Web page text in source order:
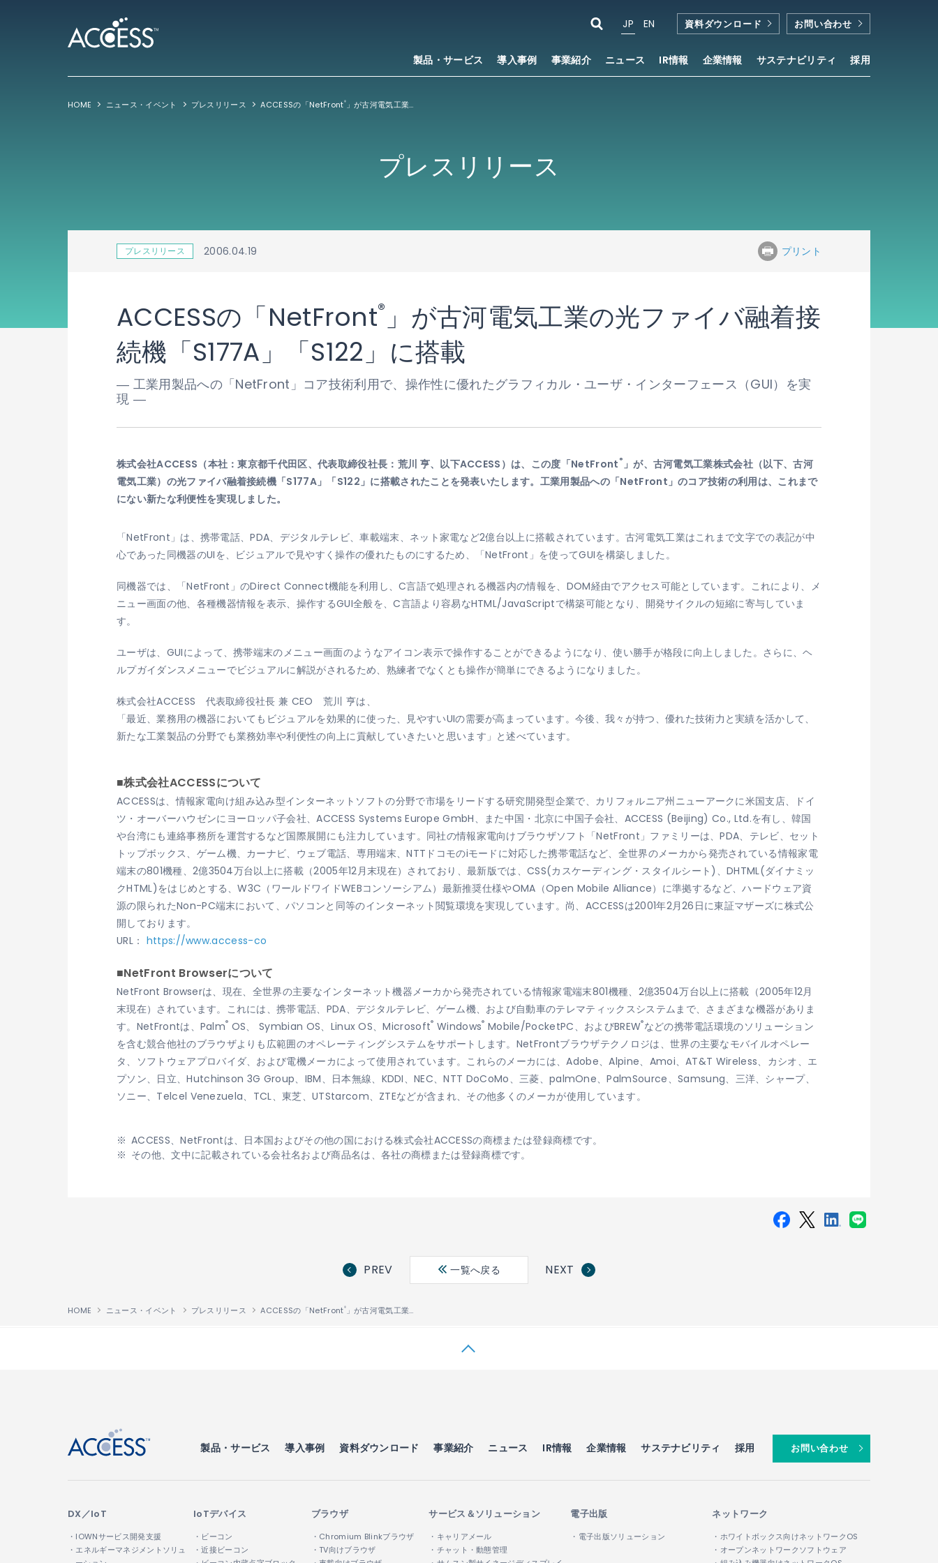
製品・サービス 導入事例 事業紹介 ニュース IR情報 企業情報 サステナビリティ 採用
JP EN 資料ダウンロード お問い合わせ
HOME ニュース・イベント プレスリリース ACCESSの「NetFront®」が古河電気工業の光ファイバ融着接続機「S177A」「S122」に搭載
プレスリリース
プレスリリース 2006.04.19 プリント
ACCESSの「NetFront® 」が古河電気工業の光ファイバ融着接
続機「S177A」「S122」に搭載
― 工業用製品への「NetFront」コア技術利用で、操作性に優れたグラフィカル・ユーザ・インターフェース（GUI）を実
現 ―
株式会社ACCESS（本社：東京都千代田区、代表取締役社長：荒川 亨、以下ACCESS）は、この度「NetFront ®」が、古河電気工業株式会社（以下、古河
電気工業）の光ファイバ融着接続機「S177A」「S122」に搭載されたことを発表いたします。工業用製品への「NetFront」のコア技術の利用は、これまで
にない新たな利便性を実現しました。
「NetFront」は、携帯電話、PDA、デジタルテレビ、車載端末、ネット家電など2億台以上に搭載されています。古河電気工業はこれまで文字での表記が中
心であった同機器のUIを、ビジュアルで見やすく操作の優れたものにするため、「NetFront」を使ってGUIを構築しました。
同機器では、「NetFront」のDirect Connect機能を利用し、C言語で処理される機器内の情報を、DOM経由でアクセス可能としています。これにより、メ
ニュー画面の他、各種機器情報を表示、操作するGUI全般を、C言語より容易なHTML/JavaScriptで構築可能となり、開発サイクルの短縮に寄与していま
す。
ユーザは、GUIによって、携帯端末のメニュー画面のようなアイコン表示で操作することができるようになり、使い勝手が格段に向上しました。さらに、ヘ
ルプガイダンスメニューでビジュアルに解説がされるため、熟練者でなくとも操作が簡単にできるようになりました。
株式会社ACCESS 代表取締役社長 兼 CEO 荒川 亨は、
「最近、業務用の機器においてもビジュアルを効果的に使った、見やすいUIの需要が高まっています。今後、我々が持つ、優れた技術力と実績を活かして、
新たな工業製品の分野でも業務効率や利便性の向上に貢献していきたいと思います」と述べています。
■株式会社ACCESSについて
ACCESSは、情報家電向け組み込み型インターネットソフトの分野で市場をリードする研究開発型企業で、カリフォルニア州ニューアークに米国支店、ドイ
ツ・オーバーハウゼンにヨーロッパ子会社、ACCESS Systems Europe GmbH、また中国・北京に中国子会社、ACCESS (Beijing) Co., Ltd.を有し、韓国
や台湾にも連絡事務所を運営するなど国際展開にも注力しています。同社の情報家電向けブラウザソフト「NetFront」ファミリーは、PDA、テレビ、セット
トップボックス、ゲーム機、カーナビ、ウェブ電話、専用端末、NTTドコモのiモードに対応した携帯電話など、全世界のメーカから発売されている情報家電
端末の801機種、2億3504万台以上に搭載（2005年12月末現在）されており、最新版では、CSS(カスケーディング・スタイルシート)、DHTML(ダイナミッ
クHTML)をはじめとする、W3C（ワールドワイドWEBコンソーシアム）最新推奨仕様やOMA（Open Mobile Alliance）に準拠するなど、ハードウェア資
源の限られたNon-PC端末において、パソコンと同等のインターネット閲覧環境を実現しています。尚、ACCESSは2001年2月26日に東証マザーズに株式公
開しております。
URL： https://www.access-co
■NetFront Browserについて
NetFront Browserは、現在、全世界の主要なインターネット機器メーカから発売されている情報家電端末801機種、2億3504万台以上に搭載（2005年12月
末現在）されています。これには、携帯電話、PDA、デジタルテレビ、ゲーム機、および自動車のテレマティックスシステムまで、さまざまな機器がありま
す。NetFrontは、Palm® OS、 Symbian OS、Linux OS、Microsoft® Windows® Mobile/PocketPC、およびBREW®などの携帯電話環境のソリューション
を含む競合他社のブラウザよりも広範囲のオペレーティングシステムをサポートします。NetFrontブラウザテクノロジは、世界の主要なモバイルオペレー
タ、ソフトウェアプロバイダ、および電機メーカによって使用されています。これらのメーカには、Adobe、Alpine、Amoi、AT&T Wireless、カシオ、エ
プソン、日立、Hutchinson 3G Group、IBM、日本無線、KDDI、NEC、NTT DoCoMo、三菱、palmOne、PalmSource、Samsung、三洋、シャープ、
ソニー、Telcel Venezuela、TCL、東芝、UTStarcom、ZTEなどが含まれ、その他多くのメーカが使用しています。
ACCESS、NetFrontは、日本国およびその他の国における株式会社ACCESSの商標または登録商標です。
その他、文中に記載されている会社名および商品名は、各社の商標または登録商標です。
PREV 一覧へ戻る NEXT
HOME ニュース・イベント プレスリリース ACCESSの「NetFront®」が古河電気工業の光ファイバ融着接続機「S177A」「S122」に搭載
製品・サービス 導入事例 資料ダウンロード 事業紹介 ニュース IR情報 企業情報 サステナビリティ 採用 お問い合わせ
DX／IoT
・IOWNサービス開発支援
・エネルギーマネジメントソリュ
IoTデバイス
・ビーコン
・近接ビーコン
ブラウザ
・Chromium Blinkブラウザ
・TV向けブラウザ
サービス＆ソリューション
・キャリアメール
・チャット・動態管理
電子出版
・電子出版ソリューション
ネットワーク
・ホワイトボックス向けネットワークOS
・オープンネットワークソフトウェア